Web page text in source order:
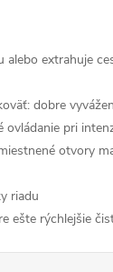
alebo extrahuje
dobre
ovládanie pri
otvory
riadu
ešte rýchlejšie